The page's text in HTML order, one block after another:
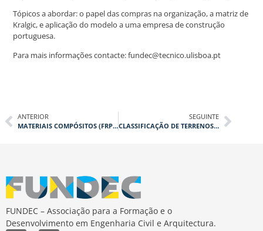
Tópicos a abordar: o papel das compras na organização, a matriz de
Kralgic, e aplicação do modelo a uma empresa de construção
portuguesa.
Para mais informações contacte: fundec@tecnico.ulisboa.pt
ANTERIOR
MATERIAIS COMPÓSITOS (FRP) PARA ESTRUTURAS DE ENGENHARIA CIVIL
SEGUINTE
CLASSIFICAÇÃO DE TERRENOS DE ACORDO COM O EUROCÓDIGO 8
FUNDEC – Associação para a Formação e o
Desenvolvimento em Engenharia Civil e Arquitectura.